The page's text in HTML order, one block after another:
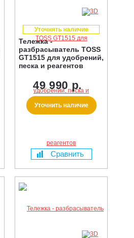
Уточнять наличие
Тележка -
разбрасыватель TOSS
GT1515 для удобрений,
песка и реагентов
49 990 р.
Уточнить наличие
Сравнить